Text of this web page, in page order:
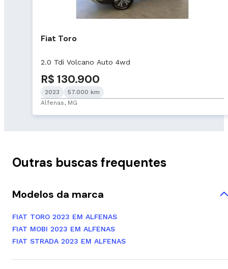
Fiat Toro
2.0 Tdi Volcano Auto 4wd
R$ 130.900
2023
57.000 km
Alfenas, MG
Outras buscas frequentes
Modelos da marca
FIAT TORO 2023 EM ALFENAS
FIAT MOBI 2023 EM ALFENAS
FIAT STRADA 2023 EM ALFENAS